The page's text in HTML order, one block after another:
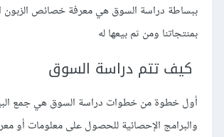
ببساطة دراسة السوق هي معرفة خصائص الزبون
بمنتجاتنا ومن ثم بيعها له
كيف تتم دراسة السوق
أول خطوة من خطوات دراسة السوق هي جمع
والبرامج الإحصائية للحصول على معلومات أو